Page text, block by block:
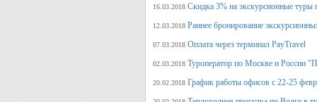
16.03.2018 Скидка 3% на экскурсионные
12.03.2018 Раннее бронирование
07.03.2018 Оплата через терминал PayTravel
02.03.2018 Туроператор по Москве и России
20.02.2018 График работы офисов с 22-25